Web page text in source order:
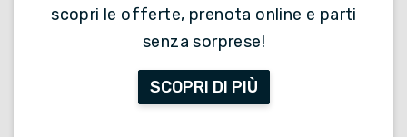
scopri le offerte, prenota online e parti
senza sorprese!
SCOPRI DI PIÙ